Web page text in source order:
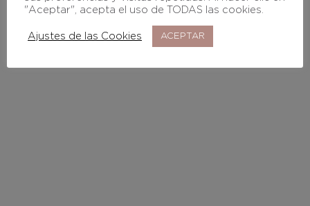
proyecto
Te acompañamos, paso a paso, para que tu
proyecto de impacto social vea la luz y sea
"Aceptar", acepta el uso de TODAS las cookies.
Ajustes de las Cookies ACEPTAR